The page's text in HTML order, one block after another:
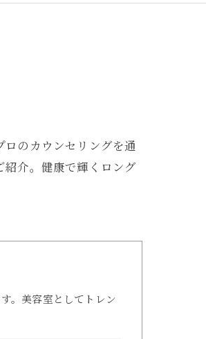
のカウンセリングを通
介。健康で輝くロング
。美容室としてトレン